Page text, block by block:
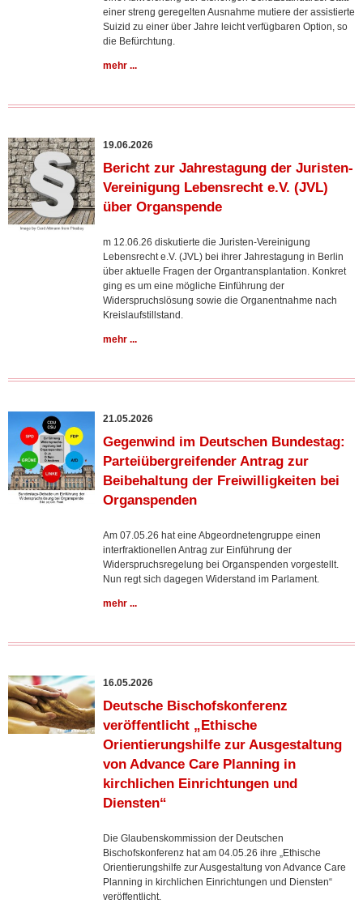
einer streng geregelten Ausnahme mutiere der assistierte
Suizid zu einer über Jahre leicht verfügbaren Option, so
die Befürchtung.
mehr ...
19.06.2026
Bericht zur Jahrestagung der Juristen-
Vereinigung Lebensrecht e.V. (JVL)
über Organspende
m 12.06.26 diskutierte die Juristen-Vereinigung
Lebensrecht e.V. (JVL) bei ihrer Jahrestagung in Berlin
über aktuelle Fragen der Organtransplantation. Konkret
ging es um eine mögliche Einführung der
Widerspruchslösung sowie die Organentnahme nach
Kreislaufstillstand.
mehr ...
21.05.2026
Gegenwind im Deutschen Bundestag:
Parteiübergreifender Antrag zur
Beibehaltung der Freiwilligkeiten bei
Organspenden
Am 07.05.26 hat eine Abgeordnetengruppe einen
interfraktionellen Antrag zur Einführung der
Widerspruchsregelung bei Organspenden vorgestellt.
Nun regt sich dagegen Widerstand im Parlament.
mehr ...
16.05.2026
Deutsche Bischofskonferenz
veröffentlicht „Ethische
Orientierungshilfe zur Ausgestaltung
von Advance Care Planning in
kirchlichen Einrichtungen und
Diensten“
Die Glaubenskommission der Deutschen
Bischofskonferenz hat am 04.05.26 ihre „Ethische
Orientierungshilfe zur Ausgestaltung von Advance Care
Planning in kirchlichen Einrichtungen und Diensten“
veröffentlicht.